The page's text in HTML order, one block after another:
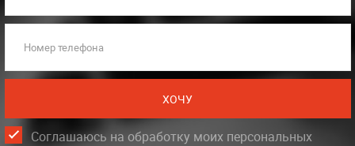
Номер телефона
ХОЧУ
Соглашаюсь на обработку моих персональных